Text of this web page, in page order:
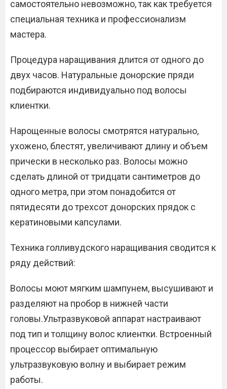
самостоятельно невозможно, так как требуется
специальная техника и профессионализм
мастера.
Процедура наращивания длится от одного до
двух часов. Натуральные донорские пряди
подбираются индивидуально под волосы
клиентки.
Нарощенные волосы смотрятся натурально,
ухожено, блестят, увеличивают длину и объем
прически в несколько раз. Волосы можно
сделать длиной от тридцати сантиметров до
одного метра, при этом понадобится от
пятидесяти до трехсот донорских прядок с
кератиновыми капсулами.
Техника голливудского наращивания сводится к
ряду действий:
Волосы моют мягким шампунем, высушивают и
разделяют на пробор в нижней части
головы.Ультразвуковой аппарат настраивают
под тип и толщину волос клиентки. Встроенный
процессор выбирает оптимальную
ультразвуковую волну и выбирает режим
работы.